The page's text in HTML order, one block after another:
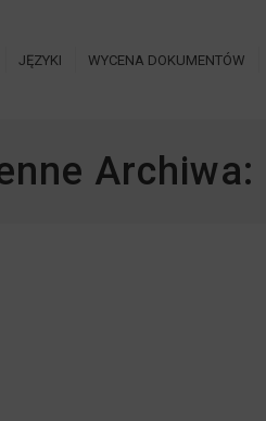
JĘZYKI WYCENA DOKUMENTÓW
Archiwa: